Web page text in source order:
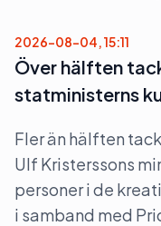
2026-08-04, 15:11
Över hälften
statministerns
Fler än hälften
Ulf Kristerssons
personer i de
i samband med